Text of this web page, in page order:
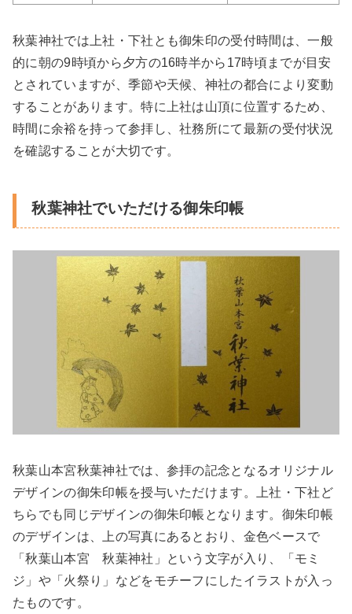
秋葉神社では上社・下社とも御朱印の受付時間は、一般
的に朝の9時頃から夕方の16時半から17時頃までが目安
とされていますが、季節や天候、神社の都合により変動
することがあります。特に上社は山頂に位置するため、
時間に余裕を持って参拝し、社務所にて最新の受付状況
を確認することが大切です。
秋葉神社でいただける御朱印帳
秋葉山本宮秋葉神社では、参拝の記念となるオリジナル
デザインの御朱印帳を授与いただけます。上社・下社ど
ちらでも同じデザインの御朱印帳となります。御朱印帳
のデザインは、上の写真にあるとおり、金色ベースで
「秋葉山本宮 秋葉神社」という文字が入り、「モミ
ジ」や「火祭り」などをモチーフにしたイラストが入っ
たものです。